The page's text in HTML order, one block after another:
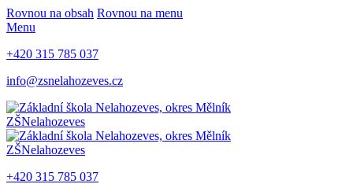
Rovnou na obsah Rovnou na menu
Menu
+420 315 785 037
info@zsnelahozeves.cz
ZŠNelahozeves
ZŠNelahozeves
+420 315 785 037